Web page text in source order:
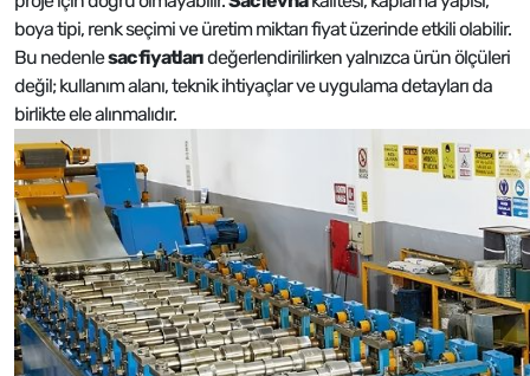
boya tipi, renk seçimi ve üretim miktarı fiyat üzerinde etkili olabilir.
Bu nedenlesac fiyatlarıdeğerlendirilirken yalnızca ürün ölçüleri
değil; kullanım alanı, teknik ihtiyaçlar ve uygulama detayları da
birlikte ele alınmalıdır.